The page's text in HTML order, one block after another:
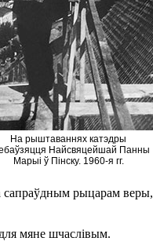
На рыштаваннях катэдры
Найсвяцейшай Панны
Марыі ў Пінску. 1960-я гг.
сапраўдным рыцарам веры,
мяне шчаслівым.